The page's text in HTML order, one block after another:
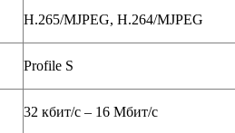
H.265/MJPEG, Н.264/MJPEG
Profile S
32 кбит/с – 16 Мбит/с